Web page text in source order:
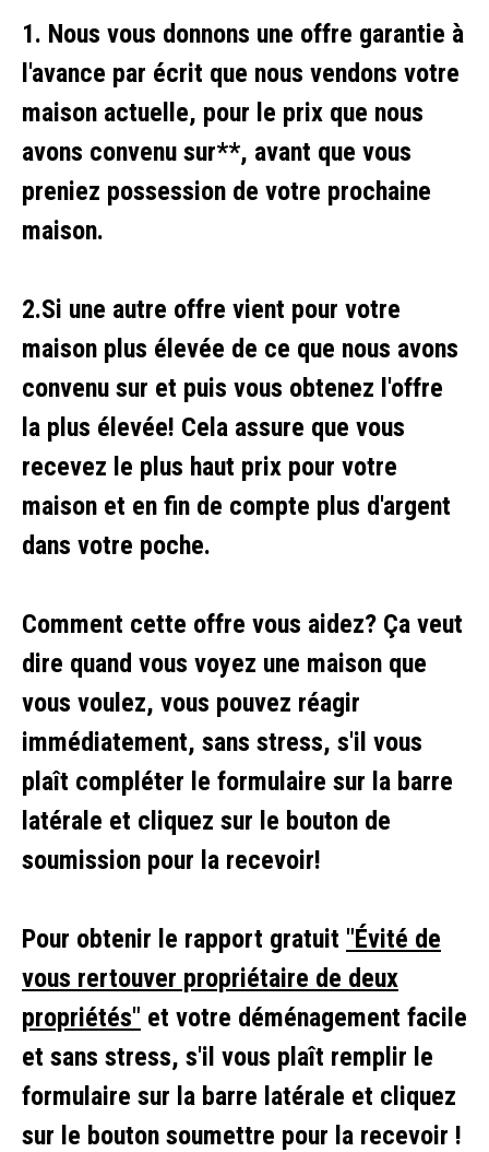
1. Nous vous donnons une offre garantie à
l'avance par écrit que nous vendons votre
maison actuelle, pour le prix que nous
avons convenu sur**, avant que vous
preniez possession de votre prochaine
maison.
2.Si une autre offre vient pour votre
maison plus élevée de ce que nous avons
convenu sur et puis vous obtenez l'offre
la plus élevée! Cela assure que vous
recevez le plus haut prix pour votre
maison et en fin de compte plus d'argent
dans votre poche.
Comment cette offre vous aidez? Ça veut
dire quand vous voyez une maison que
vous voulez, vous pouvez réagir
immédiatement, sans stress, s'il vous
plaît compléter le formulaire sur la barre
latérale et cliquez sur le bouton de
soumission pour la recevoir!
Pour obtenir le rapport gratuit "Évité de
vous rertouver propriétaire de deux
propriétés" et votre déménagement facile
et sans stress, s'il vous plaît remplir le
formulaire sur la barre latérale et cliquez
sur le bouton soumettre pour la recevoir !